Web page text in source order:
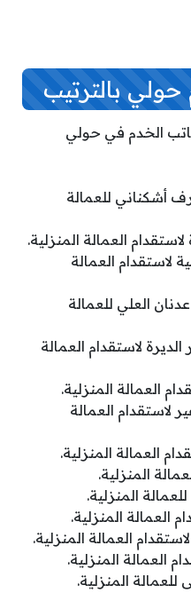
بالترتيب
الخدم في حولي
أشكناني للعمالة
العمالة المنزلية.
العمالة
العلي للعمالة
لاستقدام العمالة
العمالة المنزلية.
العمالة
العمالة المنزلية.
المنزلية.
المنزلية.
العمالة المنزلية.
العمالة المنزلية.
العمالة المنزلية.
المنزلية.